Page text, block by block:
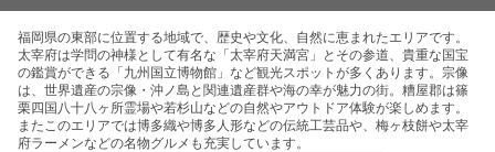
福岡県の東部に位置する地域で、歴史や文化、自然に恵まれたエリアです。
太宰府は学問の神様として有名な「太宰府天満宮」とその参道、貴重な国宝
の鑑賞ができる「九州国立博物館」など観光スポットが多くあります。宗像
は、世界遺産の宗像・沖ノ島と関連遺産群や海の幸が魅力の街。糟屋郡は篠
栗四国八十八ヶ所霊場や若杉山などの自然やアウトドア体験が楽しめます。
またこのエリアでは博多織や博多人形などの伝統工芸品や、梅ヶ枝餅や太宰
府ラーメンなどの名物グルメも充実しています。